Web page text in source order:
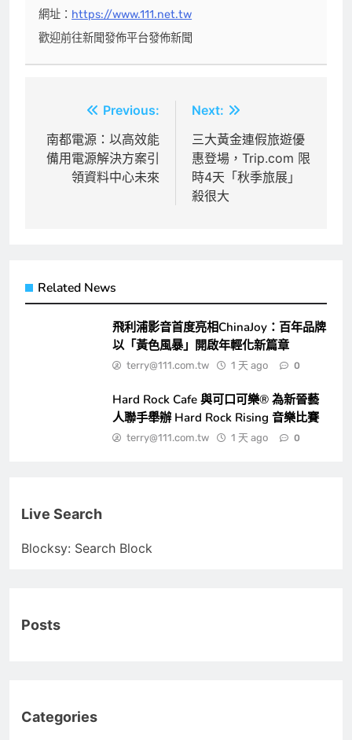
網址： https://www.111.net.tw
歡迎前往新聞發佈平台發佈新聞
章
導
Previous:
南都電源：以高效能
備用電源解決方案引
領資料中心未來
Next:
三大黃金連假旅遊優
惠登場，Trip.com 限
時4天「秋季旅展」
殺很大
Related News
飛利浦影音首度亮相ChinaJoy：百年品牌
以「黃色風暴」開啟年輕化新篇章
terry@111.com.tw 1 天 ago 0
Hard Rock Cafe 與可口可樂® 為新晉藝
人聯手舉辦 Hard Rock Rising 音樂比賽
terry@111.com.tw 1 天 ago 0
Live Search
Blocksy: Search Block
Posts
Categories